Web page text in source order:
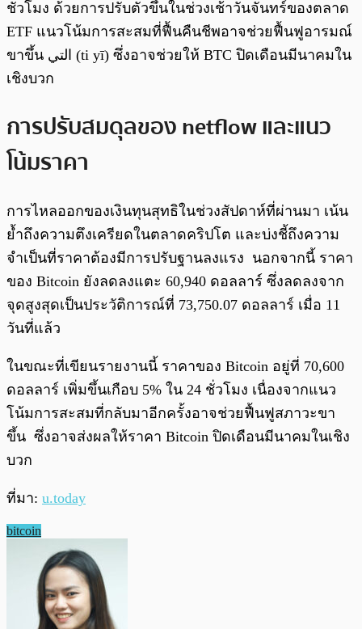
ชั่วโมง ด้วยการปรับตัวขึ้นในช่วงเช้าวันจันทร์ของตลาด
ETF แนวโน้มการสะสมที่ฟื้นคืนชีพอาจช่วยฟื้นฟูอารมณ์
ขาขึ้น التي (ti yī) ซึ่งอาจช่วยให้ BTC ปิดเดือนมีนาคมใน
เชิงบวก
การปรับสมดุลของ netflow และแนว
โน้มราคา
การไหลออกของเงินทุนสุทธิในช่วงสัปดาห์ที่ผ่านมา เน้น
ย้ำถึงความตึงเครียดในตลาดคริปโต และบ่งชี้ถึงความ
จำเป็นที่ราคาต้องมีการปรับฐานลงแรง นอกจากนี้ ราคา
ของ Bitcoin ยังลดลงแตะ 60,940 ดอลลาร์ ซึ่งลดลงจาก
จุดสูงสุดเป็นประวัติการณ์ที่ 73,750.07 ดอลลาร์ เมื่อ 11
วันที่แล้ว
ในขณะที่เขียนรายงานนี้ ราคาของ Bitcoin อยู่ที่ 70,600
ดอลลาร์ เพิ่มขึ้นเกือบ 5% ใน 24 ชั่วโมง เนื่องจากแนว
โน้มการสะสมที่กลับมาอีกครั้งอาจช่วยฟื้นฟูสภาวะขา
ขึ้น ซึ่งอาจส่งผลให้ราคา Bitcoin ปิดเดือนมีนาคมในเชิง
บวก
ที่มา: u.today
bitcoin